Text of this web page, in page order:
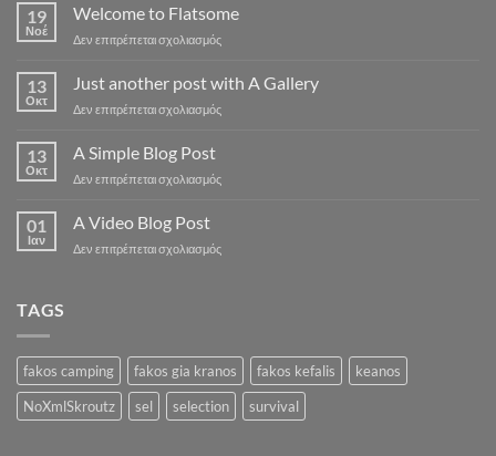
19
Νοέ
Welcome to Flatsome
Δεν επιτρέπεται σχολιασμόςστο
to
Flatsome
13
Οκτ
Just another post with A Gallery
Δεν επιτρέπεται σχολιασμόςστο
with
13
Οκτ
A Simple Blog Post
Δεν επιτρέπεται σχολιασμόςστο
Post
01
Ιαν
A Video Blog Post
Δεν επιτρέπεται σχολιασμόςστο
TAGS
fakos camping fakos gia kranos fakos kefalis
keanos
NoXmlSkroutz
sel selection survival